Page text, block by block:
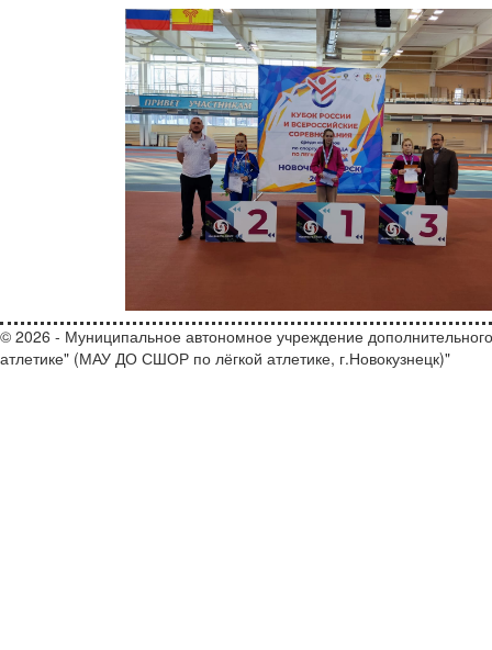
© 2026 - Муниципальное автономное учреждение
атлетике" (МАУ ДО СШОР по лёгкой атлетике, г.Новокузнецк)"